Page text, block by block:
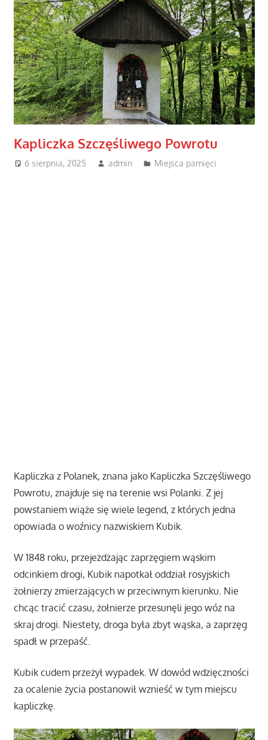
Kapliczka Szczęśliwego Powrotu
6 sierpnia, 2025 admin Miejsca pamięci
Kapliczka z Polanek, znana jako Kapliczka Szczęśliwego
Powrotu, znajduje się na terenie wsi Polanki. Z jej
powstaniem wiąże się wiele legend, z których jedna
opowiada o woźnicy nazwiskiem Kubik.
W 1848 roku, przejeżdżając zaprzęgiem wąskim
odcinkiem drogi, Kubik napotkał oddział rosyjskich
żołnierzy zmierzających w przeciwnym kierunku. Nie
chcąc tracić czasu, żołnierze przesunęli jego wóz na
skraj drogi. Niestety, droga była zbyt wąska, a zaprzęg
spadł w przepaść.
Kubik cudem przeżył wypadek. W dowód wdzięczności
za ocalenie życia postanowił wznieść w tym miejscu
kapliczkę.